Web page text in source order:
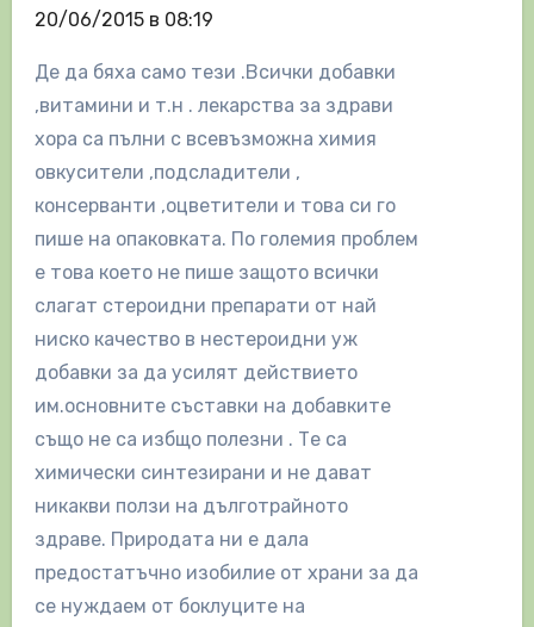
20/06/2015 в 08:19
Де да бяха само тези .Всички добавки
,витамини и т.н . лекарства за здрави
хора са пълни с всевъзможна химия
овкусители ,подсладители ,
консерванти ,оцветители и това си го
пише на опаковката. По големия проблем
е това което не пише защото всички
слагат стероидни препарати от най
ниско качество в нестероидни уж
добавки за да усилят действието
им.основните съставки на добавките
също не са избщо полезни . Те са
химически синтезирани и не дават
никакви ползи на дълготрайното
здраве. Природата ни е дала
предостатъчно изобилие от храни за да
се нуждаем от боклуците на